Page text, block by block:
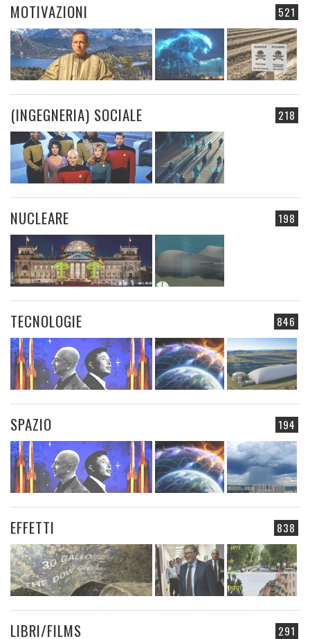
521
MOTIVAZIONI
218
(INGEGNERIA) SOCIALE
198
NUCLEARE
846
TECNOLOGIE
194
SPAZIO
838
EFFETTI
291
LIBRI/FILMS